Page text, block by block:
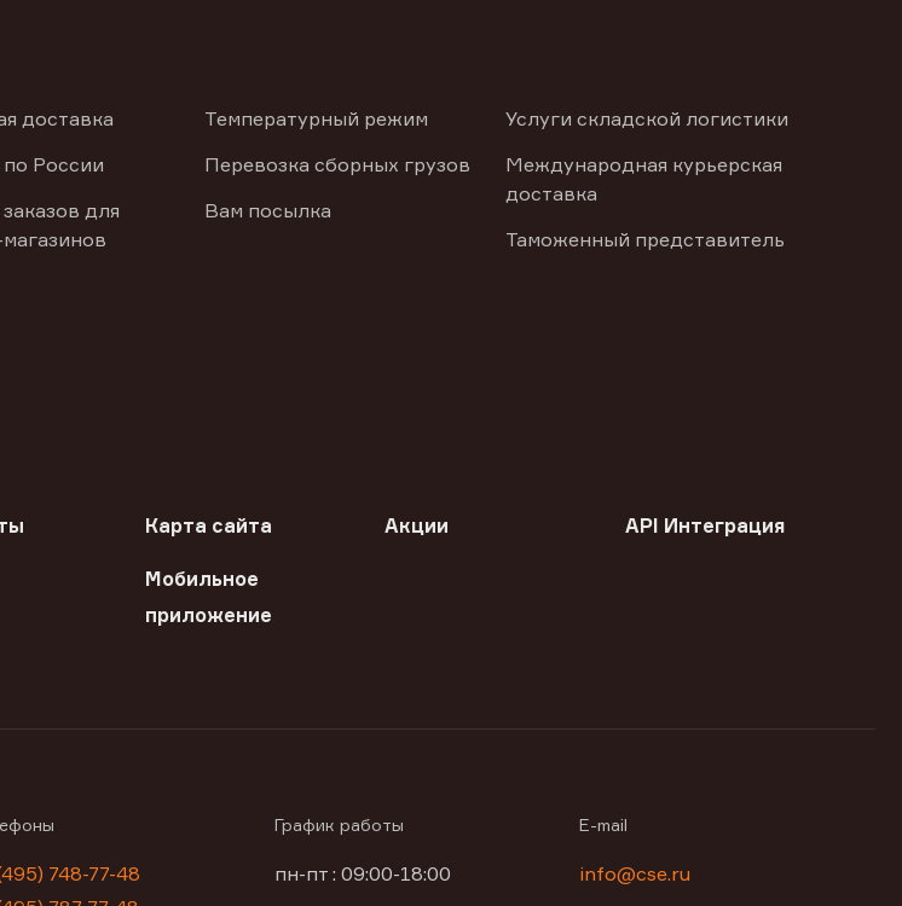
доставка
России
для
Температурный режим
Перевозка сборных грузов
Вам посылка
Услуги складской логистики
Международная курьерская
доставка
Таможенный представитель
Карта сайта Акции API Интеграция
Мобильное
приложение
748-77-48
График работы
пн-пт : 09:00-18:00
E-mail
info@cse.ru